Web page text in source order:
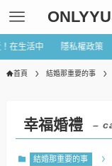
在生活中 隱私權政策
首頁 結婚那重要的事
幸福婚禮 –
結婚那重要的事